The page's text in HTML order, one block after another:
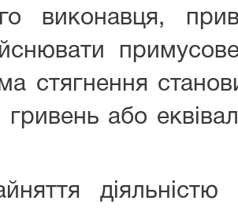
виконавця,
стягнення
гривень або
діяльністю